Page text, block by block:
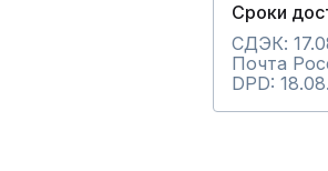
Сроки
СДЭК:
Почта
DPD: